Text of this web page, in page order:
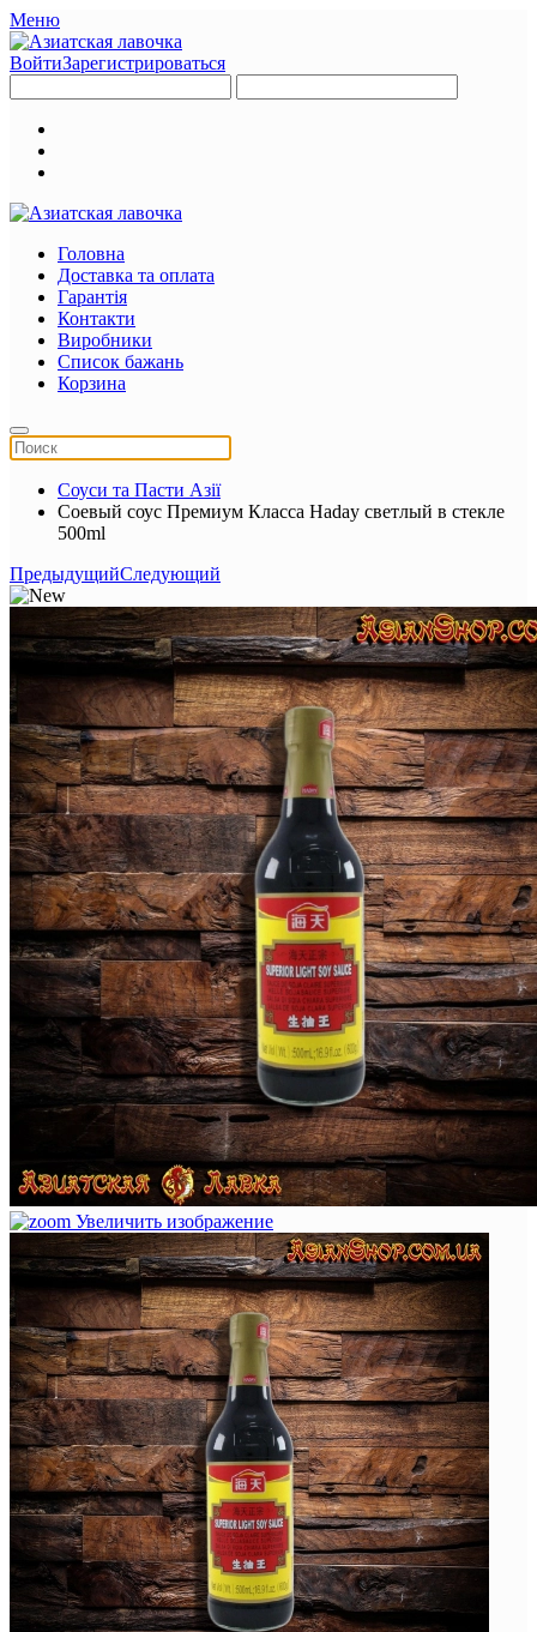
Меню
ВойтиЗарегистрироваться
Головна
Доставка та оплата
Гарантія
Контакти
Виробники
Список бажань
Корзина
Соуси та Пасти Азії
Соевый соус Премиум Класса Haday светлый в стекле
500ml
ПредыдущийСледующий
Увеличить изображение